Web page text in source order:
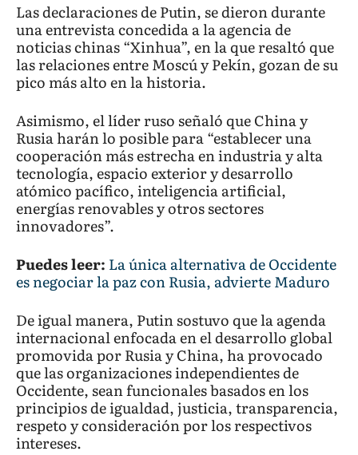
Las declaraciones de Putin, se dieron durante
una entrevista concedida a la agencia de
noticias chinas “Xinhua”, en la que resaltó que
las relaciones entre Moscú y Pekín, gozan de su
pico más alto en la historia.
Asimismo, el líder ruso señaló que China y
Rusia harán lo posible para “establecer una
cooperación más estrecha en industria y alta
tecnología, espacio exterior y desarrollo
atómico pacífico, inteligencia artificial,
energías renovables y otros sectores
innovadores”.
Puedes leer: La única alternativa de Occidente
es negociar la paz con Rusia, advierte Maduro
De igual manera, Putin sostuvo que la agenda
internacional enfocada en el desarrollo global
promovida por Rusia y China, ha provocado
que las organizaciones independientes de
Occidente, sean funcionales basados en los
principios de igualdad, justicia, transparencia,
respeto y consideración por los respectivos
intereses.